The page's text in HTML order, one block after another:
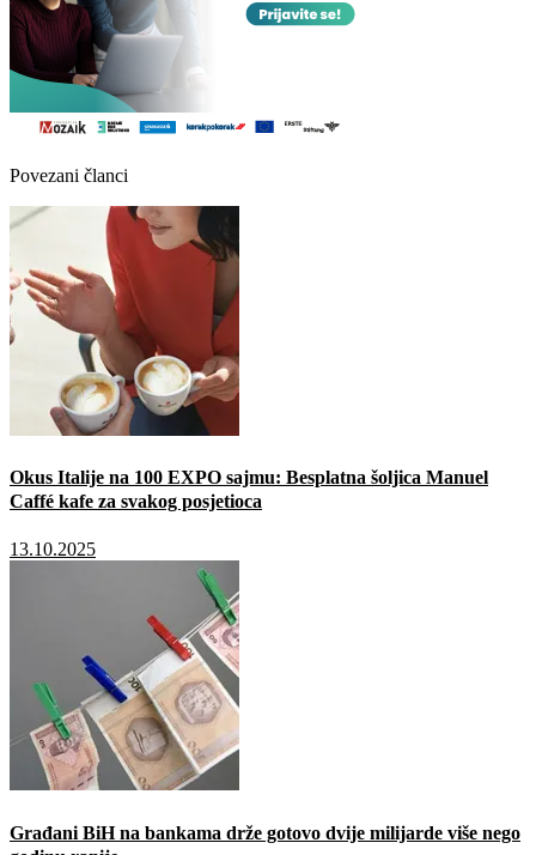
Povezani članci
Okus Italije na 100 EXPO sajmu: Besplatna šoljica Manuel
Caffé kafe za svakog posjetioca
13.10.2025
Građani BiH na bankama drže gotovo dvije milijarde više nego